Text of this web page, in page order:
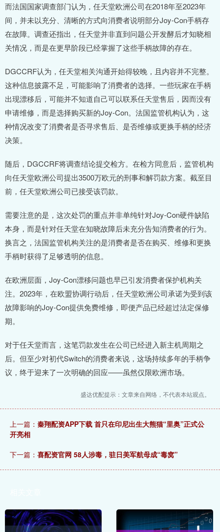
而法国国家调查部门认为，任天堂欧洲公司在2018年至2023年
间，并未以充分、清晰的方式向消费者说明部分Joy-Con手柄存
在故障。调查还指出，任天堂并非直到问题公开发酵后才知晓相
关情况，而是在更早阶段已经掌握了这些手柄故障的存在。
DGCCRF认为，任天堂相关沟通开始得较晚，且内容并不完整。
这种信息披露不足，可能影响了消费者的选择。一些玩家在手柄
出现漂移后，可能并不知道自己可以联系任天堂售后，因而没有
申请维修，而是选择购买新的Joy-Con。法国监管机构认为，这
种情况改变了消费者是否寻求售后、是否维修或更换手柄的经济
决策。
随后，DGCCRF将调查结论提交检方。在检方同意后，监管机构
向任天堂欧洲公司提出3500万欧元的刑事和解罚款方案。截至目
前，任天堂欧洲公司已接受该罚款。
需要注意的是，这次处罚的重点并非单纯针对Joy-Con硬件缺陷
本身，而是针对任天堂在知晓故障后未充分告知消费者的行为。
换言之，法国监管机构关注的是消费者是否在购买、维修和更换
手柄时获得了足够透明的信息。
在欧洲层面，Joy-Con漂移问题也早已引发消费者保护机构关
注。2023年，在欧盟协调行动后，任天堂欧洲公司承诺为受到该
故障影响的Joy-Con提供免费维修，即便产品已经超过法定保修
期。
对于任天堂而言，这笔罚款发生在公司已经进入新主机周期之
后。但至少对初代Switch的消费者来说，这场持续多年的手柄争
议，终于迎来了一次明确的回应——虽然仅限欧洲市场。
盛达优配提示：文章来自网络，不代表本站观点。
上一篇： 秦翔配资APP下载 首只在印尼出生大熊猫“里奥”正式公
开亮相
下一篇： 喜配资官网 58人涉毒，驻日美军航母成“毒窝”